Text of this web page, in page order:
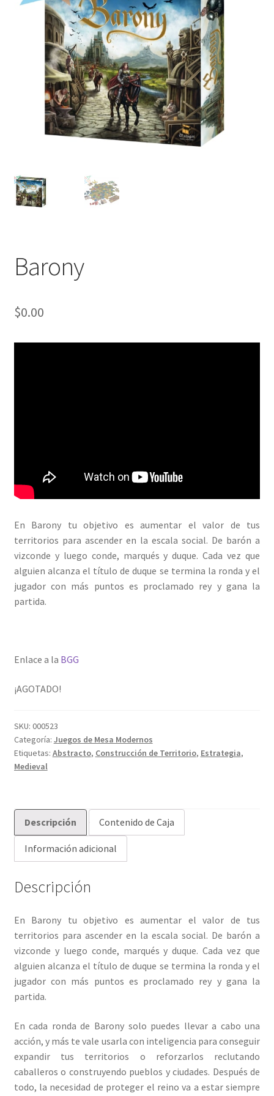
Mi cuenta
Barony
$0.00
En Barony tu objetivo es aumentar el valor de tus
territorios para ascender en la escala social. De barón a
vizconde y luego conde, marqués y duque. Cada vez que
alguien alcanza el título de duque se termina la ronda y el
jugador con más puntos es proclamado rey y gana la
partida.
Enlace a la BGG
¡AGOTADO!
SKU: 000523
Categoría: Juegos de Mesa Modernos
Etiquetas: Abstracto, Construcción de Territorio, Estrategia,
Medieval
Descripción Contenido de Caja
Información adicional
Descripción
En Barony tu objetivo es aumentar el valor de tus
territorios para ascender en la escala social. De barón a
vizconde y luego conde, marqués y duque. Cada vez que
alguien alcanza el título de duque se termina la ronda y el
jugador con más puntos es proclamado rey y gana la
partida.
En cada ronda de Barony solo puedes llevar a cabo una
acción, y más te vale usarla con inteligencia para conseguir
expandir tus territorios o reforzarlos reclutando
caballeros o construyendo pueblos y ciudades. Después de
todo, la necesidad de proteger el reino va a estar siempre